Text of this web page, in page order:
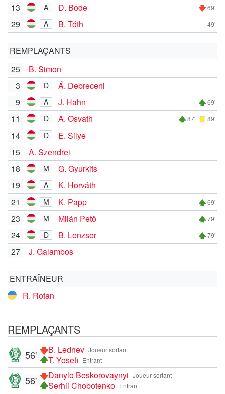
13 A D. Bode 69'
29 A B. Tóth 49'
REMPLAÇANTS
25
B. Simon
3
D
Á. Debreceni
9
A J. Hahn 69'
11 D A. Osvath 87' 89'
14 D
E. Silye
15
A. Szendrei
18
M
G. Gyurkits
19
A
K. Horváth
21
M K. Papp 69'
23 M Milán Pető 79'
24 D B. Lenzser 79'
27 J. Galambos
ENTRAÎNEUR
R. Rotan
REMPLAÇANTS
Joueur sortant
B. Lednev
Entrant
T. Yosefi
56'
Joueur sortant
Danylo Beskorovaynyi
Entrant
Serhii Chobotenko
56'